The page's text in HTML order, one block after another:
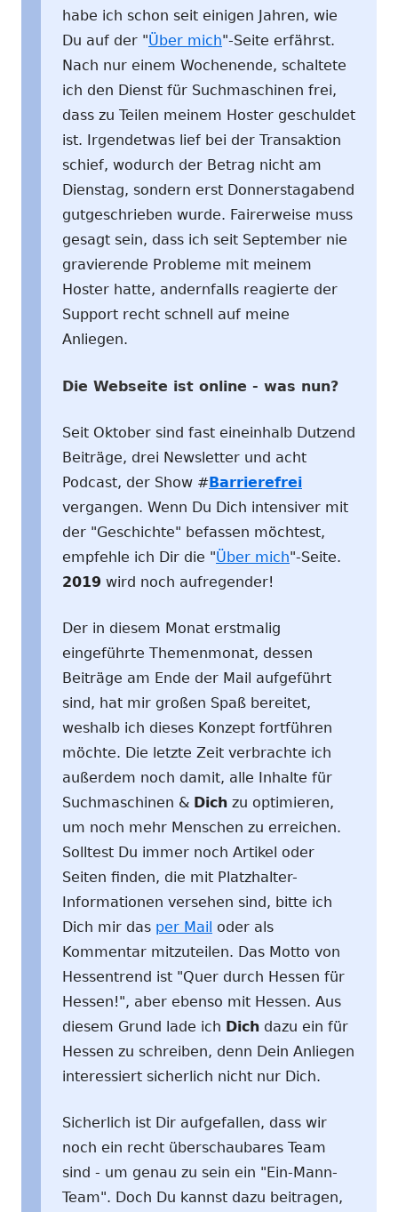
habe ich schon seit einigen Jahren, wie
Du auf der "Über mich"-Seite erfährst.
Nach nur einem Wochenende, schaltete
ich den Dienst für Suchmaschinen frei,
dass zu Teilen meinem Hoster geschuldet
ist. Irgendetwas lief bei der Transaktion
schief, wodurch der Betrag nicht am
Dienstag, sondern erst Donnerstagabend
gutgeschrieben wurde. Fairerweise muss
gesagt sein, dass ich seit September nie
gravierende Probleme mit meinem
Hoster hatte, andernfalls reagierte der
Support recht schnell auf meine
Anliegen.
Die Webseite ist online - was nun?
Seit Oktober sind fast eineinhalb Dutzend
Beiträge, drei Newsletter und acht
Podcast, der Show #Barrierefrei
vergangen. Wenn Du Dich intensiver mit
der "Geschichte" befassen möchtest,
empfehle ich Dir die "Über mich"-Seite.
2019 wird noch aufregender!
Der in diesem Monat erstmalig
eingeführte Themenmonat, dessen
Beiträge am Ende der Mail aufgeführt
sind, hat mir großen Spaß bereitet,
weshalb ich dieses Konzept fortführen
möchte. Die letzte Zeit verbrachte ich
außerdem noch damit, alle Inhalte für
Suchmaschinen & Dich zu optimieren,
um noch mehr Menschen zu erreichen.
Solltest Du immer noch Artikel oder
Seiten finden, die mit Platzhalter-
Informationen versehen sind, bitte ich
Dich mir das per Mail oder als
Kommentar mitzuteilen. Das Motto von
Hessentrend ist "Quer durch Hessen für
Hessen!", aber ebenso mit Hessen. Aus
diesem Grund lade ich Dich dazu ein für
Hessen zu schreiben, denn Dein Anliegen
interessiert sicherlich nicht nur Dich.
Sicherlich ist Dir aufgefallen, dass wir
noch ein recht überschaubares Team
sind - um genau zu sein ein "Ein-Mann-
Team". Doch Du kannst dazu beitragen,